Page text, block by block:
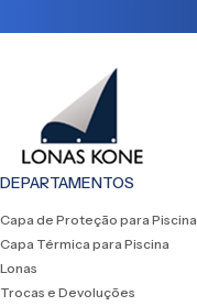
DEPARTAMENTOS
Capa de Proteção para Piscina
Capa Térmica para Piscina
Lonas
Trocas e Devoluções